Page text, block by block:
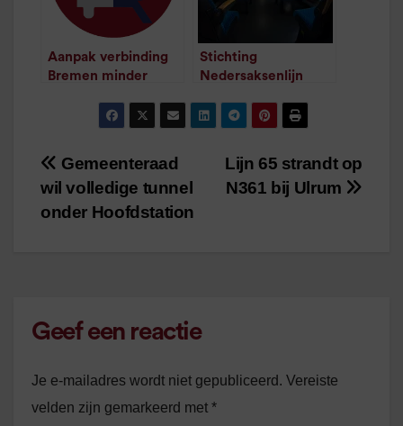
Aanpak verbinding
Bremen minder
minuut leestijd
Stichting
Nedersaksenlijn
komst verbinding
/ 1minuut leestijd
Bericht
navigatie
Lijn 65 strandt op
N361 bij Ulrum
Gemeenteraad
wil volledige tunnel
onder Hoofdstation
Geef een reactie
Je e-mailadres wordt niet gepubliceerd. Vereiste
velden zijn gemarkeerd met *